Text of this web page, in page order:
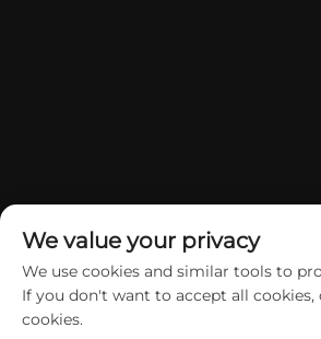
Szerzői jog © 2026 China Dongguan Yuan
We value your privacy
We use cookies and similar tools to
If you don't want to accept all cookies,
cookies.